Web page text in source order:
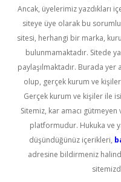
Ancak, üyelerimiz yazdıkları
siteye üye olarak bu
sitesi, herhangi bir marka,
bulunmamaktadır. Sitede
paylaşılmaktadır. Burada
olup, gerçek kurum ve
Gerçek kurum ve kişiler ile
Sitemiz, kar amacı
platformudur. Hukuka ve
düşündüğünüz içerikleri,
adresine bildirmeniz